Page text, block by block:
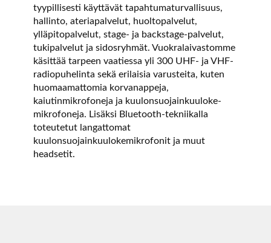
tyypillisesti käyttävät tapahtumaturvallisuus,
hallinto, ateriapalvelut, huoltopalvelut,
ylläpitopalvelut, stage- ja backstage-palvelut,
tukipalvelut ja sidosryhmät. Vuokralaivastomme
käsittää tarpeen vaatiessa yli 300 UHF- ja VHF-
radiopuhelinta sekä erilaisia varusteita, kuten
huomaamattomia korvanappeja,
kaiutinmikrofoneja ja kuulonsuojainkuuloke-
mikrofoneja. Lisäksi Bluetooth-tekniikalla
toteutetut langattomat
kuulonsuojainkuulokemikrofonit ja muut
headsetit.